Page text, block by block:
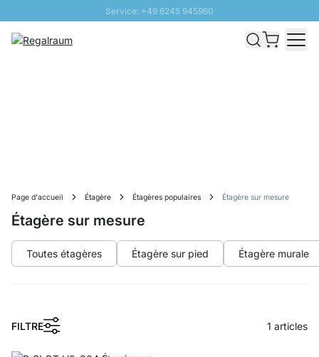
Service: +49 6245 945960
Livraison rapide - Livraison gratuite dès 100€
Page d'accueil Étagère Étagères populaires Étagère sur mesure
Étagère sur mesure
Toutes étagères Étagère sur pied Étagère murale
FILTRE
1
1 articles